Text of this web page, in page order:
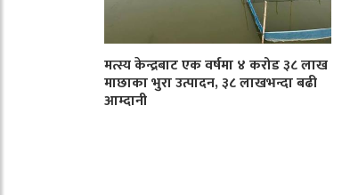
मत्स्य केन्द्रबाट एक वर्षमा ४ करोड ३८ लाख
माछाका भुरा उत्पादन, ३८ लाखभन्दा बढी
आम्दानी